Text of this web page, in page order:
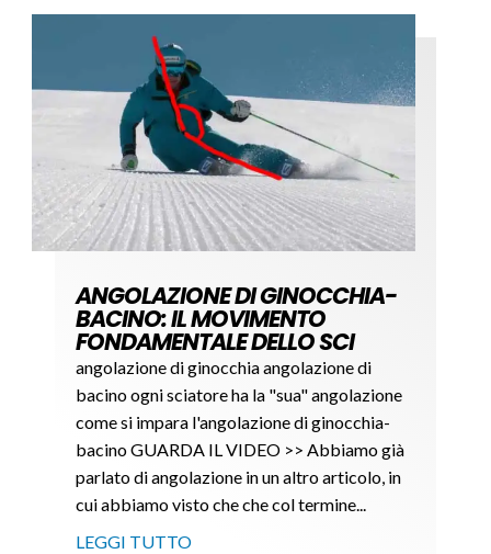
ANGOLAZIONE DI GINOCCHIA-
BACINO: IL MOVIMENTO
FONDAMENTALE DELLO SCI
angolazione di ginocchia angolazione di
bacino ogni sciatore ha la "sua" angolazione
come si impara l'angolazione di ginocchia-
bacino GUARDA IL VIDEO >> Abbiamo già
parlato di angolazione in un altro articolo, in
cui abbiamo visto che che col termine...
LEGGI TUTTO